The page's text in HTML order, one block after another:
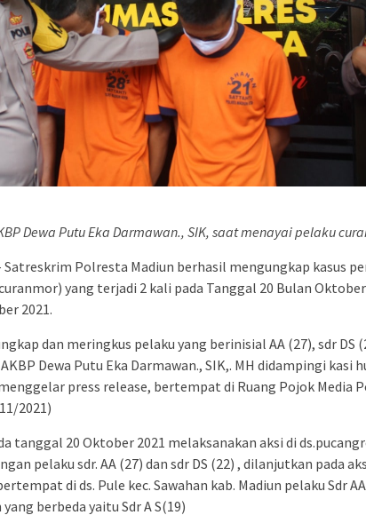
Dewa Putu Eka Darmawan., SIK, saat menayai pelaku
Satreskrim Polresta Madiun berhasil mengungkap kasus
yang terjadi 2 kali pada Tanggal 20 Bulan
2021.
dan meringkus pelaku yang berinisial AA (27), sdr DS
Dewa Putu Eka Darmawan., SIK,. MH didampingi kasi
press release, bertempat di Ruang Pojok Media
2021)
tanggal 20 Oktober 2021 melaksanakan aksi di
pelaku sdr. AA (27) dan sdr DS (22) , dilanjutkan pada
di ds. Pule kec. Sawahan kab. Madiun pelaku Sdr
berbeda yaitu Sdr A S(19)